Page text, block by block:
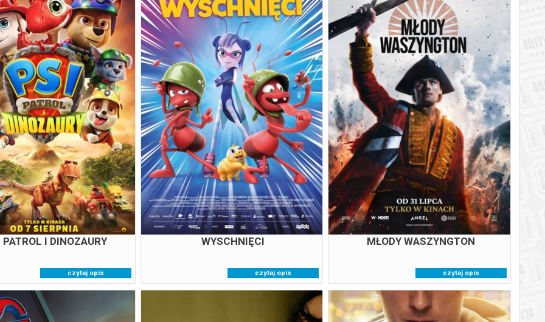
PATROL I DINOZAURY
PATROL I DINOZAURY
13:00 15:00
czytaj opis
WYSCHNIĘCI
WYSCHNIĘCI
07.08.2026
14:30
czytaj opis
MŁODY WASZYNGTON
MŁODY WASZYNGTON
07.08.2026
16:00
czytaj opis